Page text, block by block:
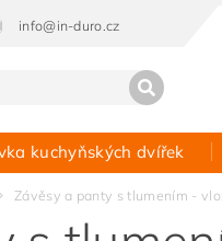
info@in-duro.cz
kuchyňských dvířek
Závěsy a panty s tlumením -